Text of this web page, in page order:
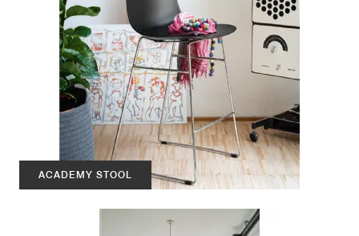
ACADEMY STOOL